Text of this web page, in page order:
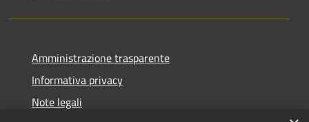
Amministrazione trasparente
Informativa privacy
Note legali